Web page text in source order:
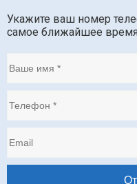
Укажите ваш номер
самое ближайшее